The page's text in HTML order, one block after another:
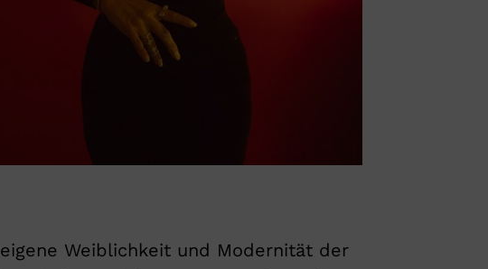
Weiblichkeit und Modernität der